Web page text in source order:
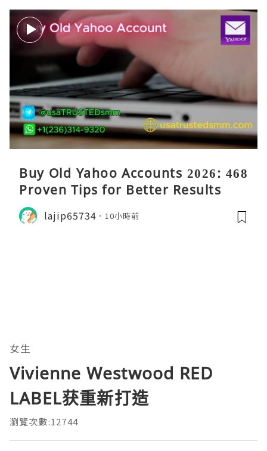
Buy Old Yahoo Accounts 2026: 468
Proven Tips for Better Results
lajip65734 10小時前
女生
Vivienne Westwood RED
LABEL获重新打造
瀏覽次數:12744